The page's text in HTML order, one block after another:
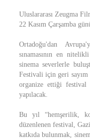
Uluslararası Zeugma
22 Kasım Çarşamba
Ortadoğu'dan
sınamasının en
sinema severlerle
Festivali için geri sayım
organize ettiği festival
yapılacak.
Bu yıl “hemşerilik,
düzenlenen festival,
katkıda bulunmak,